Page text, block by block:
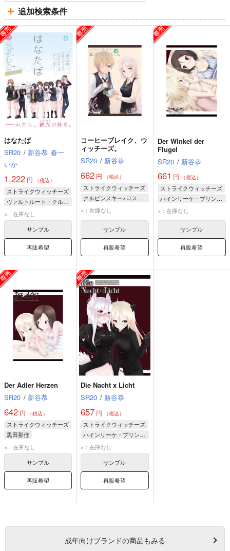
ム
表
ム
表
ム
表
追加検索条件
はなたば
SR20 / 新谷恭 春一
いか
1,222 円 （税込）
ストライクウィッチーズ
ヴァルトルート・クルピンスキー
エディータ・ロスマン
アレクサンドラ・I・ポクルイーシキン
×：在庫なし
サンプル
再販希望
コーヒーブレイク、ウ
ィッチーズ。
SR20 / 新谷恭
662 円 （税込）
ストライクウィッチーズ
クルピンスキー×ロスマン
×：在庫なし
サンプル
再販希望
Der Winkel der
Flugel
SR20 / 新谷恭
661 円 （税込）
ストライクウィッチーズ
ハインリーケ・プリンツェシン・ツー・ザイン・ウィトゲンシュタイン
黒田那佳
ハイデマリー・W・シュナウファー
×：在庫なし
サンプル
再販希望
Der Adler Herzen
SR20 / 新谷恭
642 円 （税込）
ストライクウィッチーズ
黒田那佳
ハイデマリー・W・シュナウファー
×：在庫なし
サンプル
再販希望
Die Nacht x Licht
SR20 / 新谷恭
657 円 （税込）
ストライクウィッチーズ
ハインリーケ・プリンツェシン・ツー・ザイン・ウィトゲンシュタイン
×：在庫なし
サンプル
再販希望
成年向けブランドの商品もみる